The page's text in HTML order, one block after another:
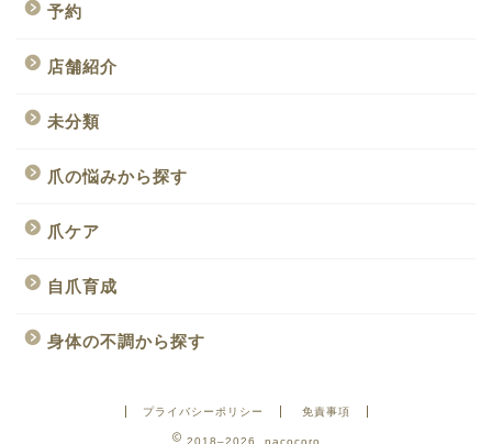
予約
店舗紹介
未分類
爪の悩みから探す
爪ケア
自爪育成
身体の不調から探す
プライバシーポリシー 免責事項
2018–2026 nacocoro